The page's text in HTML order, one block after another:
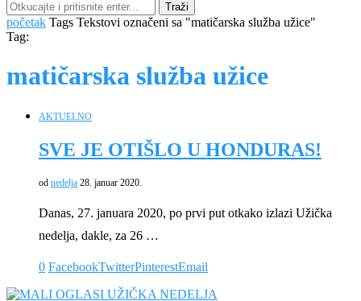
Traži
početak Tags Tekstovi označeni sa "matičarska služba užice"
Tag:
matičarska služba užice
AKTUELNO
SVE JE OTIŠLO U HONDURAS!
od nedelja 28. januar 2020.
Danas, 27. januara 2020, po prvi put otkako izlazi Užička
nedelja, dakle, za 26 …
0 FacebookTwitterPinterestEmail